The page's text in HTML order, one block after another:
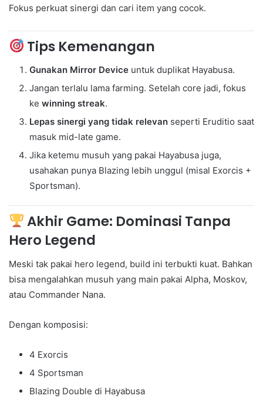
Fokus perkuat sinergi dan cari item yang cocok.
Tips Kemenangan
Gunakan Mirror Device untuk duplikat Hayabusa.
Jangan terlalu lama farming. Setelah core jadi, fokus
ke winning streak.
Lepas sinergi yang tidak relevan seperti Eruditio saat
masuk mid-late game.
Jika ketemu musuh yang pakai Hayabusa juga,
usahakan punya Blazing lebih unggul (misal Exorcis +
Sportsman).
Akhir Game: Dominasi Tanpa
Hero Legend
Meski tak pakai hero legend, build ini terbukti kuat. Bahkan
bisa mengalahkan musuh yang main pakai Alpha, Moskov,
atau Commander Nana.
Dengan komposisi:
4 Exorcis
4 Sportsman
Blazing Double di Hayabusa